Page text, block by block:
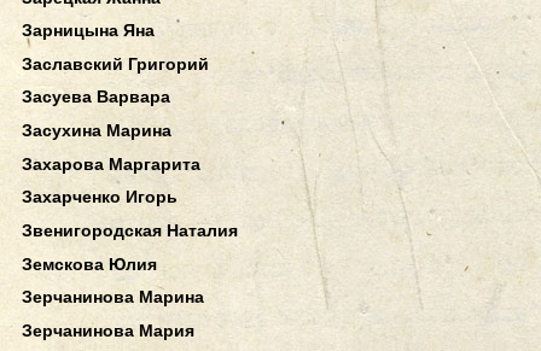
Зарницына Яна
Заславский Григорий
Засуева Варвара
Засухина Марина
Захарова Маргарита
Захарченко Игорь
Звенигородская Наталия
Земскова Юлия
Зерчанинова Марина
Зерчанинова Мария